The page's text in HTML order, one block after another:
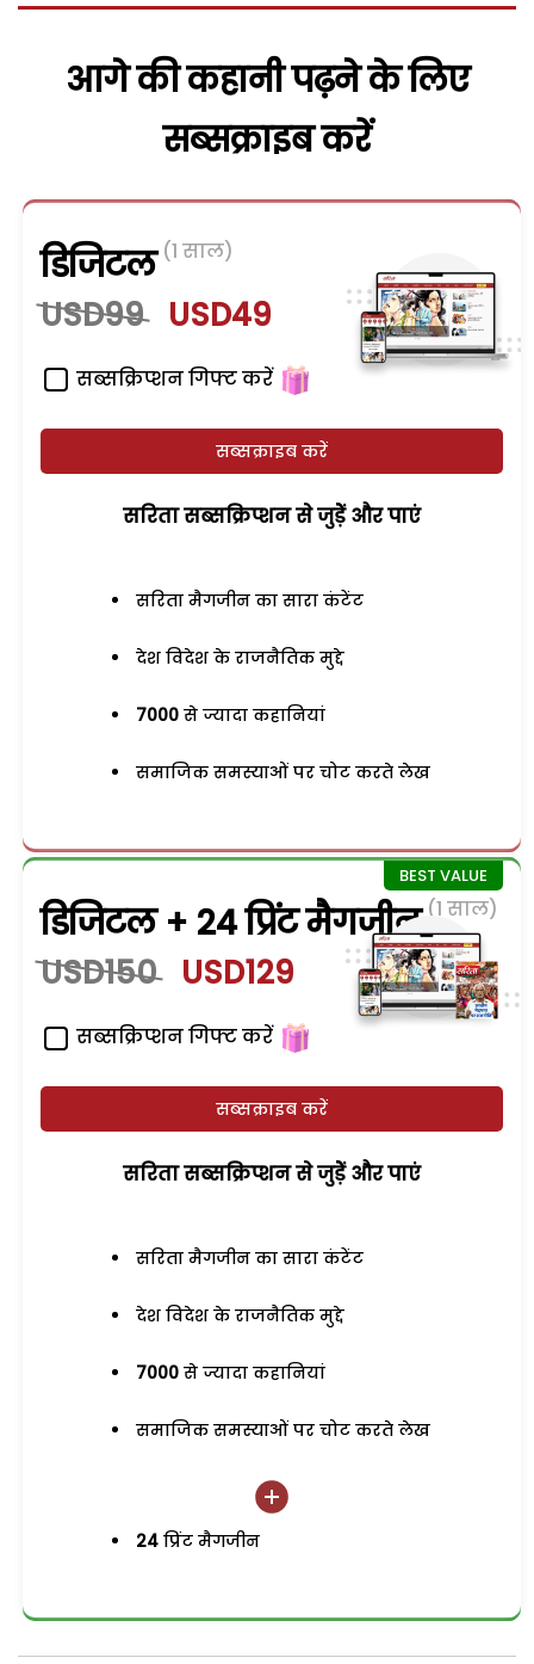
आगे की कहानी पढ़ने के लिए
सब्सक्राइब करें
डिजिटल (1 साल)
USD99 USD49
सब्सक्रिप्शन गिफ्ट करें
सब्सक्राइब करें
सरिता सब्सक्रिप्शन से जुड़ेें और पाएं
सरिता मैगजीन का सारा कंटेंट
देश विदेश के राजनैतिक मुद्दे
7000 से ज्यादा कहानियां
समाजिक समस्याओं पर चोट करते लेख
डिजिटल + 24 प्रिंट मैगजीन (1 साल)
USD150 USD129
सब्सक्रिप्शन गिफ्ट करें
सब्सक्राइब करें
सरिता सब्सक्रिप्शन से जुड़ेें और पाएं
सरिता मैगजीन का सारा कंटेंट
देश विदेश के राजनैतिक मुद्दे
7000 से ज्यादा कहानियां
समाजिक समस्याओं पर चोट करते लेख
24 प्रिंट मैगजीन